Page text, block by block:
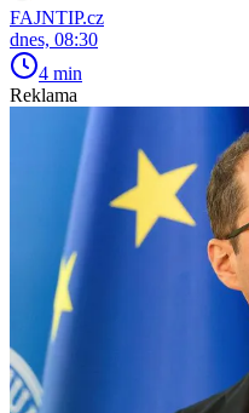
FAJNTIP.cz
dnes, 08:30
4 min
Reklama